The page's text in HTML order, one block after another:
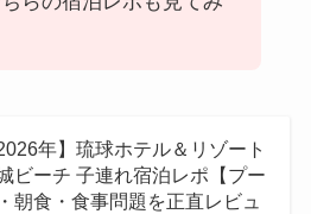
2026年】琉球ホテル＆リゾート
ビーチ 子連れ宿泊レポ【プー
朝食・食事問題を正直レビュ